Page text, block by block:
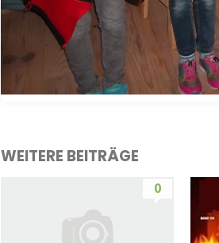
WEITERE BEITRÄGE
0